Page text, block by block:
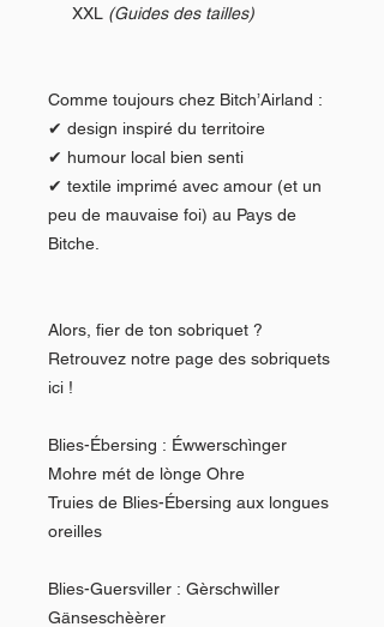
XXL (Guides des tailles)
Comme toujours chez Bitch’Airland :
✔ design inspiré du territoire
✔ humour local bien senti
✔ textile imprimé avec amour (et un
peu de mauvaise foi) au Pays de
Bitche.
Alors, fier de ton sobriquet ?
Retrouvez notre page des sobriquets
ici !
Blies-Ébersing : Éwwerschìnger
Mohre mét de lònge Ohre
Truies de Blies-Ébersing aux longues
oreilles
Blies-Guersviller : Gèrschwìller
Gänseschèèrer